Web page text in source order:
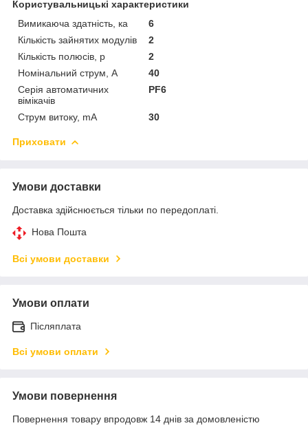
Користувальницькі характеристики
Вимикаюча здатність, ка
6
Кількість зайнятих модулів
2
Кількість полюсів, p
2
Номінальний струм, A
40
Серія автоматичних
вімікачів
PF6
Струм витоку, mA 30
Приховати
Умови доставки
Доставка здійснюється тільки по передоплаті.
Нова Пошта
Всі умови доставки
Умови оплати
Післяплата
Всі умови оплати
Умови повернення
Повернення товару впродовж 14 днів за домовленістю